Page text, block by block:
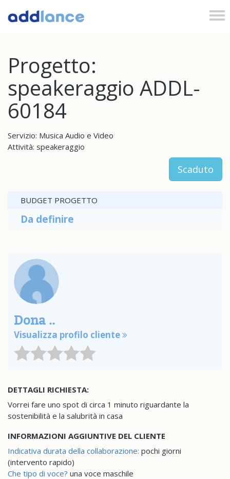
Progetto:
speakeraggio ADDL-
60184
Servizio: Musica Audio e Video
Attività: speakeraggio
Scaduto
BUDGET PROGETTO
Da definire
Dona ..
Visualizza profilo cliente
DETTAGLI RICHIESTA:
Vorrei fare uno spot di circa 1 minuto riguardante la
sostenibilità e la salubrità in casa
INFORMAZIONI AGGIUNTIVE DEL CLIENTE
Indicativa durata della collaborazione: pochi giorni
(intervento rapido)
Che tipo di voce? una voce maschile